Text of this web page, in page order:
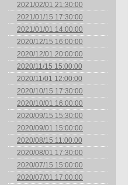
2021/02/01 21:30:00
2021/01/15 17:30:00
2021/01/01 14:00:00
2020/12/15 16:00:00
2020/12/01 20:00:00
2020/11/15 15:00:00
2020/11/01 12:00:00
2020/10/15 17:30:00
2020/10/01 16:00:00
2020/09/15 15:30:00
2020/09/01 15:00:00
2020/08/15 11:00:00
2020/08/01 17:30:00
2020/07/15 15:00:00
2020/07/01 17:00:00